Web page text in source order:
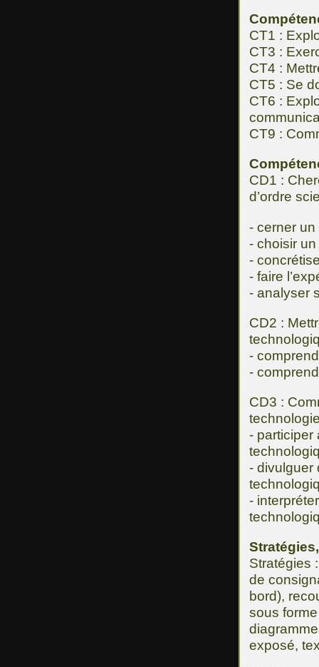
CT1 :
CT3 :
CT4 :
CT5 : Se
CT6 :
CT9 :
CD1 :
d’ordre
- cerner
- choisir
-
- faire
- analyser
CD2 :
-
-
CD3 :
- participer
- divulguer
-
Stratégies
de
bord),
sous
exposé,